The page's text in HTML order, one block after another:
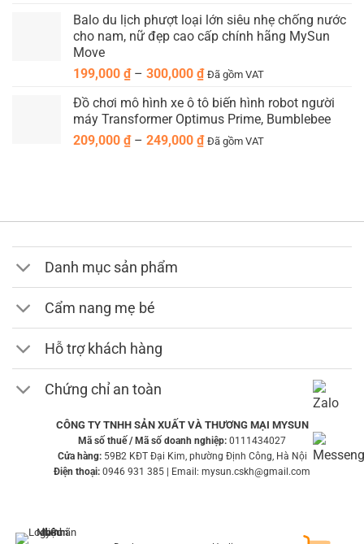
từ
289,000 ₫
339,000 ₫
Balo du lịch phượt loại lớn siêu nhẹ chống nước
cho nam, nữ đẹp cao cấp chính hãng MySun
Move
199,000 ₫ – 300,000 ₫Khoảng
từ
199,000 ₫
đến
Đã gồm VAT
Đồ chơi mô hình xe ô tô biến hình robot người
máy Transformer Optimus Prime, Bumblebee
209,000 ₫ – 249,000 ₫Khoảng
249,000 ₫
Đã gồm VAT
Danh mục sản phẩm
Cẩm nang mẹ bé
Hỗ trợ khách hàng
Chứng chỉ an toàn
CÔNG TY TNHH SẢN XUẤT VÀ THƯƠNG MẠI MYSUN
Mã số thuế / Mã số doanh nghiệp: 0111434027
Cửa hàng:59B2 KĐT Đại Kim, phường Định Công, Hà Nội
Điện thoại: 0946 931 385 | Email: mysun.cskh@gmail.com